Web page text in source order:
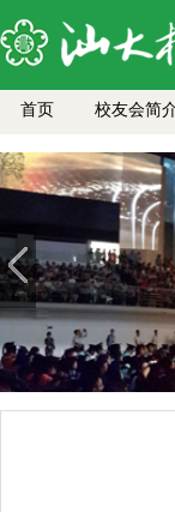
首页 校友会简